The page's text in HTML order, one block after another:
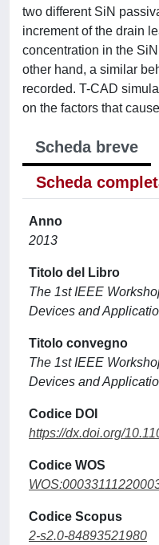
two different SiN
increment of the drain
concentration in the
other hand, a similar
recorded. T-CAD
on the factors that
Scheda breve
Scheda
Anno
2013
Titolo del Libro
The 1st IEEE
Devices and
Titolo convegno
The 1st IEEE
Devices and
Codice DOI
https://dx.doi.org/
Codice WOS
Codice Scopus
2-s2.0-84893521980